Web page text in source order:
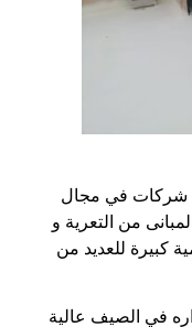
شركات في مجال
من التعرية و
كبيرة للعديد من
في الصيف عالية